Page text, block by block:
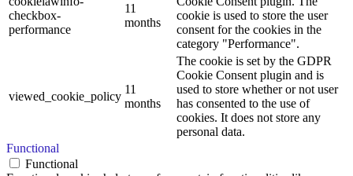
checkbox-
performance
11
months
cookie is used to store the user
consent for the cookies in the
category "Performance".
viewed_cookie_policy
11
months
The cookie is set by the GDPR
Cookie Consent plugin and is
used to store whether or not user
has consented to the use of
cookies. It does not store any
personal data.
Functional
Functional